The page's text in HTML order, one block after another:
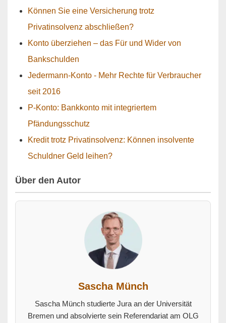
Können Sie eine Versicherung trotz
Privatinsolvenz abschließen?
Konto überziehen – das Für und Wider von
Bankschulden
Jedermann-Konto - Mehr Rechte für Verbraucher
seit 2016
P-Konto: Bankkonto mit integriertem
Pfändungsschutz
Kredit trotz Privatinsolvenz: Können insolvente
Schuldner Geld leihen?
Über den Autor
Sascha Münch
Sascha Münch studierte Jura an der Universität
Bremen und absolvierte sein Referendariat am OLG